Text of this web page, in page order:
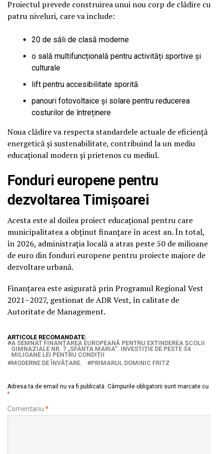
Proiectul prevede construirea unui nou corp de clădire cu
patru niveluri, care va include:
20 de săli de clasă moderne
o sală multifuncțională pentru activități sportive și
culturale
lift pentru accesibilitate sporită
panouri fotovoltaice și solare pentru reducerea
costurilor de întreținere
Noua clădire va respecta standardele actuale de eficiență
energetică și sustenabilitate, contribuind la un mediu
educațional modern și prietenos cu mediul.
Fonduri europene pentru
dezvoltarea Timișoarei
Acesta este al doilea proiect educațional pentru care
municipalitatea a obținut finanțare în acest an. În total,
în 2026, administrația locală a atras peste 50 de milioane
de euro din fonduri europene pentru proiecte majore de
dezvoltare urbană.
Finanțarea este asigurată prin Programul Regional Vest
2021–2027, gestionat deADR Vest, în calitate de
Autoritate de Management.
ARTICOLE RECOMANDATE:
A SEMNAT FINANȚAREA EUROPEANĂ PENTRU EXTINDEREA ȘCOLII
GIMNAZIALE NR. 7 „SFÂNTA MARIA”. INVESTIȚIE DE PESTE 34
MILIOANE LEI PENTRU CONDIȚII
MODERNE DE ÎNVĂȚARE.
PRIMARUL DOMINIC FRITZ
Adresa ta de email nu va fi publicată. Câmpurile obligatorii sunt marcate cu
*
Comentariu *